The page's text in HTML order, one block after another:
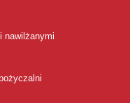
nawilżanymi